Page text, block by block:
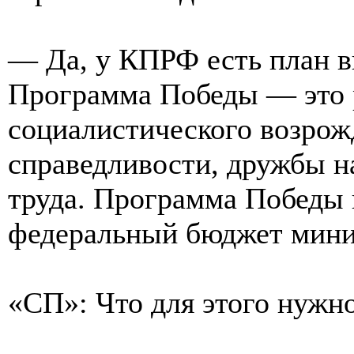
— Да, у КПРФ есть план
Программа Победы — это
социалистического
справедливости, дружбы
труда. Программа Победы
федеральный бюджет
«СП»: Что для этого